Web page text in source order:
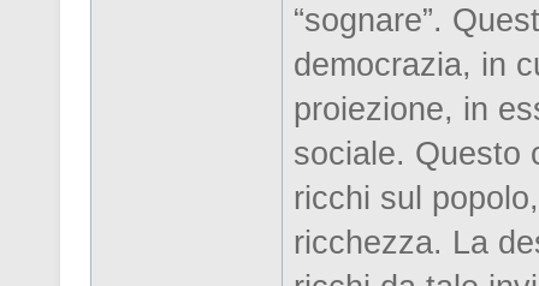
“sognare”.
democrazia, in
proiezione, in
sociale. Questo
ricchi sul
ricchezza. La